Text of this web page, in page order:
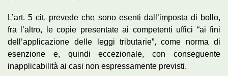
L’art. 5 cit. prevede che sono esenti dall’imposta di bollo,
fra l’altro, le copie presentate ai competenti uffici “ai fini
dell’applicazione delle leggi tributarie”, come norma di
esenzione e, quindi eccezionale, con conseguente
inapplicabilità ai casi non espressamente previsti.